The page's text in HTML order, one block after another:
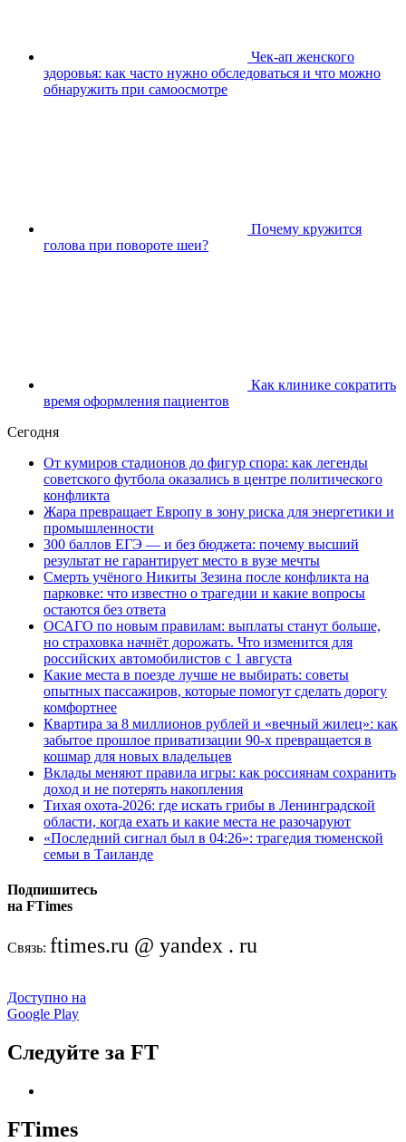
Чек-ап женского
здоровья: как часто нужно обследоваться и что можно
обнаружить при самоосмотре
Почему кружится
голова при повороте шеи?
Как клинике сократить
время оформления пациентов
Сегодня
От кумиров стадионов до фигур спора: как легенды
советского футбола оказались в центре политического
конфликта
Жара превращает Европу в зону риска для энергетики и
промышленности
300 баллов ЕГЭ — и без бюджета: почему высший
результат не гарантирует место в вузе мечты
Смерть учёного Никиты Зезина после конфликта на
парковке: что известно о трагедии и какие вопросы
остаются без ответа
ОСАГО по новым правилам: выплаты станут больше,
но страховка начнёт дорожать. Что изменится для
российских автомобилистов с 1 августа
Какие места в поезде лучше не выбирать: советы
опытных пассажиров, которые помогут сделать дорогу
комфортнее
Квартира за 8 миллионов рублей и «вечный жилец»: как
забытое прошлое приватизации 90-х превращается в
кошмар для новых владельцев
Вклады меняют правила игры: как россиянам сохранить
доход и не потерять накопления
Тихая охота-2026: где искать грибы в Ленинградской
области, когда ехать и какие места не разочаруют
«Последний сигнал был в 04:26»: трагедия тюменской
семьи в Таиланде
Подпишитесь
на FTimes
Связь: ftimes.ru @ yandex . ru
Доступно на
Google Play
Следуйте за FT
FTimes